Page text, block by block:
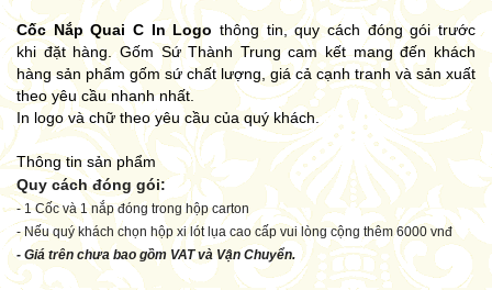
Cốc Nắp Quai C In Logo thông tin, quy cách đóng gói trước
khi đặt hàng. Gốm Sứ Thành Trung cam kết mang đến khách
hàng sản phẩm gốm sứ chất lượng, giá cả cạnh tranh và sản xuất
theo yêu cầu nhanh nhất.
In logo và chữ theo yêu cầu của quý khách.
Thông tin sản phẩm
Quy cách đóng gói:
- 1 Cốc và 1 nắp đóng trong hộp carton
- Nếu quý khách chọn hộp xi lót lụa cao cấp vui lòng cộng thêm 6000 vnđ
- Giá trên chưa bao gồm VAT và Vận Chuyển.